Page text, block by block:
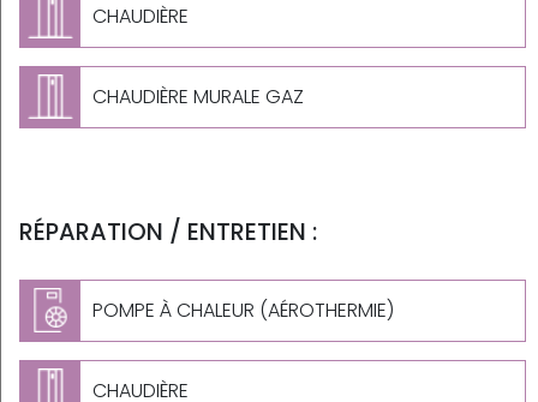
CHAUDIÈRE
CHAUDIÈRE MURALE GAZ
RÉPARATION / ENTRETIEN :
POMPE À CHALEUR (AÉROTHERMIE)
CHAUDIÈRE